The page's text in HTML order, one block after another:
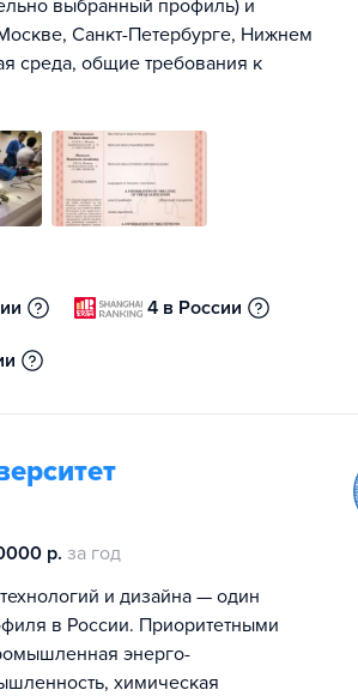
выбранный профиль) и
Санкт-Петербурге, Нижнем
среда, общие требования к
4 в России
р. за год
и дизайна — один
в России. Приоритетными
энерго-
химическая